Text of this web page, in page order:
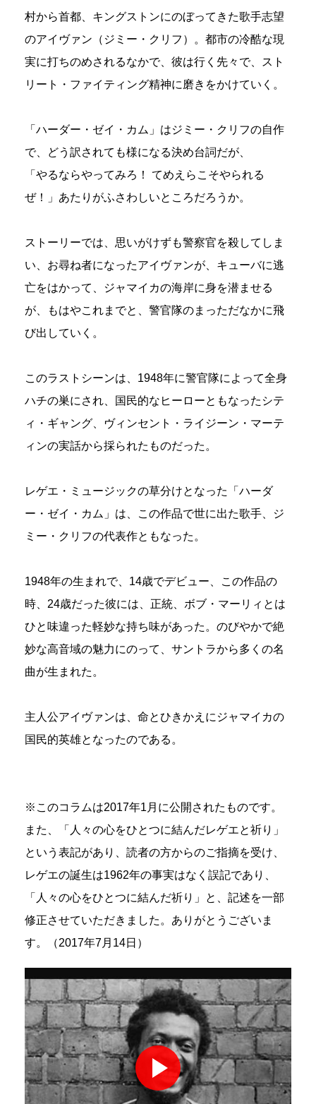
村から首都、キングストンにのぼってきた歌手志望
のアイヴァン（ジミー・クリフ）。都市の冷酷な現
実に打ちのめされるなかで、彼は行く先々で、スト
リート・ファイティング精神に磨きをかけていく。
「ハーダー・ゼイ・カム」はジミー・クリフの自作
で、どう訳されても様になる決め台詞だが、
「やるならやってみろ！ てめえらこそやられる
ぜ！」あたりがふさわしいところだろうか。
ストーリーでは、思いがけずも警察官を殺してしま
い、お尋ね者になったアイヴァンが、キューバに逃
亡をはかって、ジャマイカの海岸に身を潜ませる
が、もはやこれまでと、警官隊のまっただなかに飛
び出していく。
このラストシーンは、1948年に警官隊によって全身
ハチの巣にされ、国民的なヒーローともなったシテ
ィ・ギャング、ヴィンセント・ライジーン・マーテ
ィンの実話から採られたものだった。
レゲエ・ミュージックの草分けとなった「ハーダ
ー・ゼイ・カム」は、この作品で世に出た歌手、ジ
ミー・クリフの代表作ともなった。
1948年の生まれで、14歳でデビュー、この作品の
時、24歳だった彼には、正統、ボブ・マーリィとは
ひと味違った軽妙な持ち味があった。のびやかで絶
妙な高音域の魅力にのって、サントラから多くの名
曲が生まれた。
主人公アイヴァンは、命とひきかえにジャマイカの
国民的英雄となったのである。
※このコラムは2017年1月に公開されたものです。
また、「人々の心をひとつに結んだレゲエと祈り」
という表記があり、読者の方からのご指摘を受け、
レゲエの誕生は1962年の事実はなく誤記であり、
「人々の心をひとつに結んだ祈り」と、記述を一部
修正させていただきました。ありがとうございま
す。（2017年7月14日）